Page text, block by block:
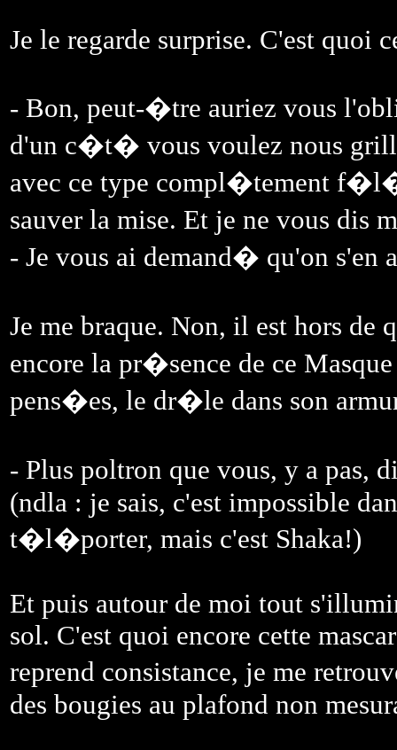
Je le regarde surprise. C'est quoi
- Bon, peut-�tre auriez vous
d'un c�t� vous voulez nous
avec ce type compl�tement
sauver la mise. Et je ne vous
- Je vous ai demand� qu'on s'en
Je me braque. Non, il est hors
encore la pr�sence de ce
pens�es, le dr�le dans son
- Plus poltron que vous, y a
(ndla : je sais, c'est impossible
t�l�porter, mais c'est Shaka!)
Et puis autour de moi tout
sol. C'est quoi encore cette
reprend consistance, je me
des bougies au plafond non